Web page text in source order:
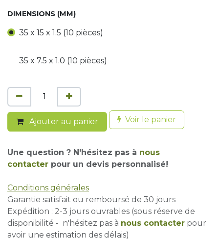
DIMENSIONS (MM)
35 x 15 x 1.5 (10 pièces)
35 x 7.5 x 1.0 (10 pièces)
Ajouter au panier Voir le panier
Une question ? N'hésitez pas à nous
contacter pour un devis personnalisé!
Conditions générales
Garantie satisfait ou remboursé de 30 jours
Expédition : 2-3 jours ouvrables (sous réserve de
disponibilité - n'hésitez pas à nous contacter pour
avoir une estimation des délais)